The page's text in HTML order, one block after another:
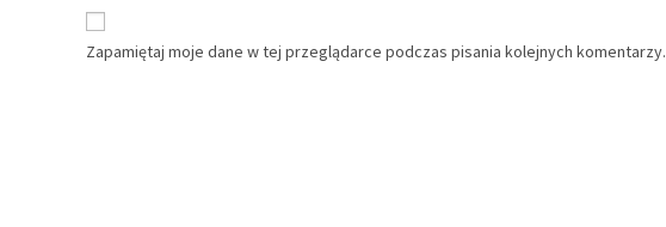
Zapamiętaj moje dane w tej przeglądarce podczas pisania kolejnych komentarzy.